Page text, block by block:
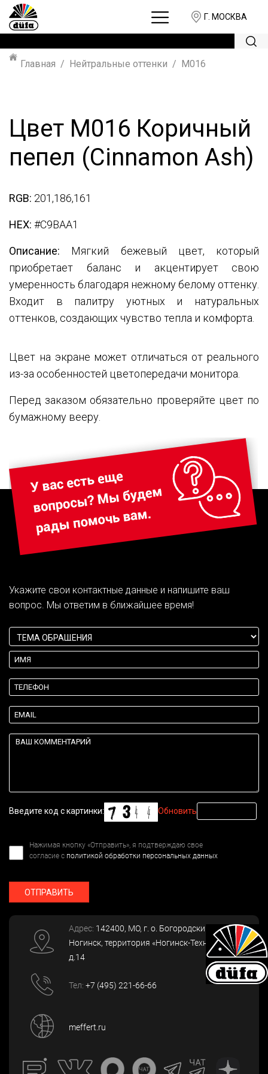
Г. МОСКВА
Главная Нейтральные оттенки M016
Цвет M016 Коричный
пепел (Cinnamon Ash)
RGB: 201,186,161
HEX: #C9BAA1
Описание: Мягкий бежевый цвет, который
приобретает баланс и акцентирует свою
умеренность благодаря нежному белому оттенку.
Входит в палитру уютных и натуральных
оттенков, создающих чувство тепла и комфорта.
Цвет на экране может отличаться от реального
из-за особенностей цветопередачи монитора.
Перед заказом обязательно проверяйте цвет по
бумажному вееру.
Укажите свои контактные данные и напишите ваш
вопрос. Мы ответим в ближайшее время!
Введите код с картинки: Обновить
Нажимая кнопку «Отправить», я подтверждаю свое
согласие с политикой обработки персональных данных
ОТПРАВИТЬ
Адрес: 142400, МО, г. о. Богородский, г.
Ногинск, территория «Ногинск-Технопарк»,
д.14
Тел: +7 (495) 221-66-66
meffert.ru